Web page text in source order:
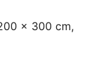
x 300 cm,